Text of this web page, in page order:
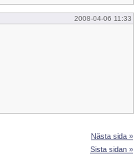
2008-04-06 11:33
Nästa sida »
Sista sidan »